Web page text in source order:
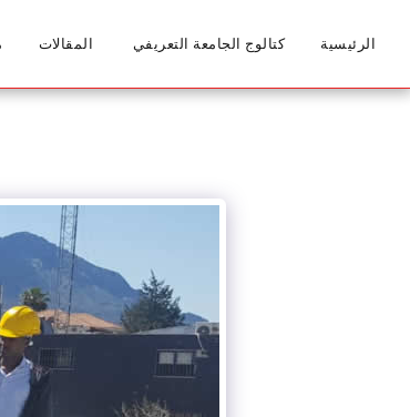
الرئيسية كتالوج الجامعة التعريفي المقالات